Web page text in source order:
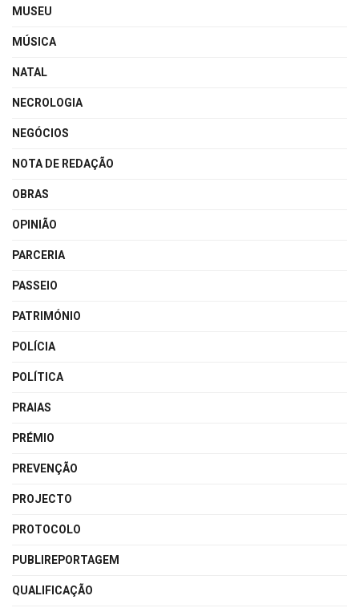
MUSEU
MÚSICA
NATAL
NECROLOGIA
NEGÓCIOS
NOTA DE REDAÇÃO
OBRAS
OPINIÃO
PARCERIA
PASSEIO
PATRIMÓNIO
POLÍCIA
POLÍTICA
PRAIAS
PRÉMIO
PREVENÇÃO
PROJECTO
PROTOCOLO
PUBLIREPORTAGEM
QUALIFICAÇÃO